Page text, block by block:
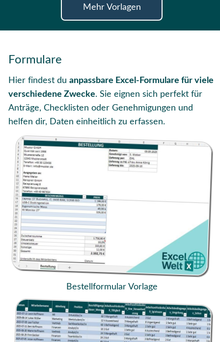
Mehr Vorlagen
Formulare
Hier findest du anpassbare Excel-Formulare für viele
verschiedene Zwecke. Sie eignen sich perfekt für
Anträge, Checklisten oder Genehmigungen und
helfen dir, Daten einheitlich zu erfassen.
Bestellformular Vorlage